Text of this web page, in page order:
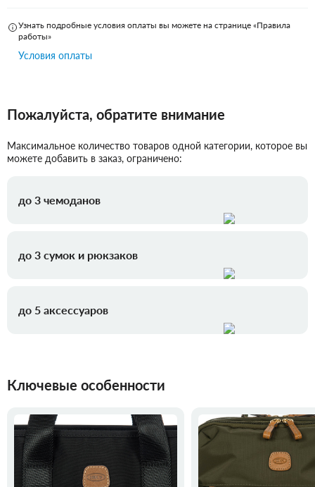
Узнать подробные условия оплаты вы можете на странице «Правила
работы»
Условия оплаты
Пожалуйста, обратите внимание
Максимальное количество товаров одной категории, которое вы
можете добавить в заказ, ограничено:
до 3 чемоданов
до 3 сумок и рюкзаков
до 5 аксессуаров
Ключевые особенности